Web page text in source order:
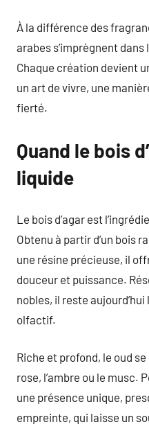
À la différence des
arabes s’imprègnent
Chaque création devient
un art de vivre, une
fierté.
Quand le bois
liquide
Le bois d’agar est
Obtenu à partir d’un bois
une résine précieuse, il
douceur et puissance.
nobles, il reste
olfactif.
Riche et profond, le oud
rose, l’ambre ou le musc.
une présence unique,
empreinte, qui laisse un